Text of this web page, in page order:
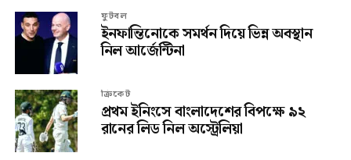
ফুটবল
ইনফান্তিনোকে সমর্থন দিয়ে ভিন্ন অবস্থান
নিল আর্জেন্টিনা
ক্রিকেট
প্রথম ইনিংসে বাংলাদেশের বিপক্ষে ৯২
রানের লিড নিল অস্ট্রেলিয়া